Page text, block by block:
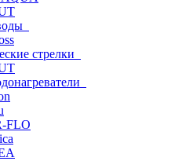
стрелки
FLO